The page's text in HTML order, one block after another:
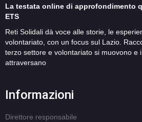
La testata online di approfondimento
ETS
Reti Solidali dà voce alle storie, le
volontariato, con un focus sul Lazio.
terzo settore e volontariato si muovono e
attraversano
Informazioni
Direttore responsabile